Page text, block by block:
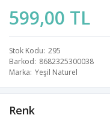
599,00 TL
Stok Kodu 295
Barkod 8682325300038
Marka Yeşil Naturel
Renk